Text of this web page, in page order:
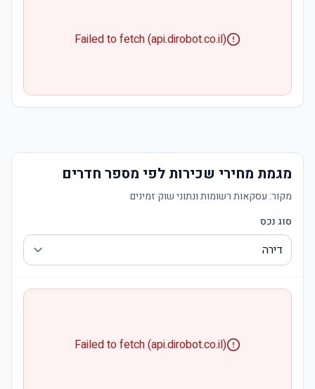
Failed to fetch (api.dirobot.co.il)
מגמת מחירי שכירות לפי מספר חדרים
מקור: עסקאות רשומות ונתוני שוק זמינים
סוג נכס
Failed to fetch (api.dirobot.co.il)